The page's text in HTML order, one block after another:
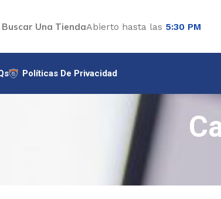
Buscar Una TiendaAbierto hasta las 5:30 PM
Políticas De Privacidad